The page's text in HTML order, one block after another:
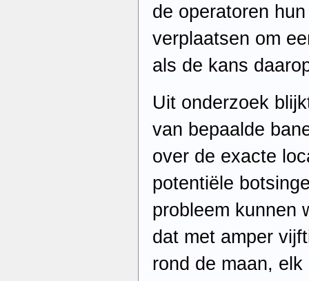
de operatoren
verplaatsen om
als de kans
Uit onderzoek
van bepaalde
over de exacte
potentiële
probleem kunnen
dat met amper
rond de maan,